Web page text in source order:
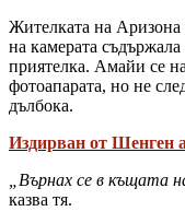
Жителката на Аризона
на камерата
приятелка. Амайи се
фотоапарата, но не
дълбока.
Издирван от Шенген
„Върнах се в къщата
казва тя.